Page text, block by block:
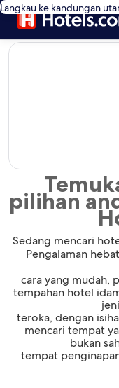
Langkau ke kandungan
editorial
pilihan
Sedang mencari
Pengalaman
cara yang mudah,
tempahan hotel
teroka, dengan
mencari tempat
bukan
tempat